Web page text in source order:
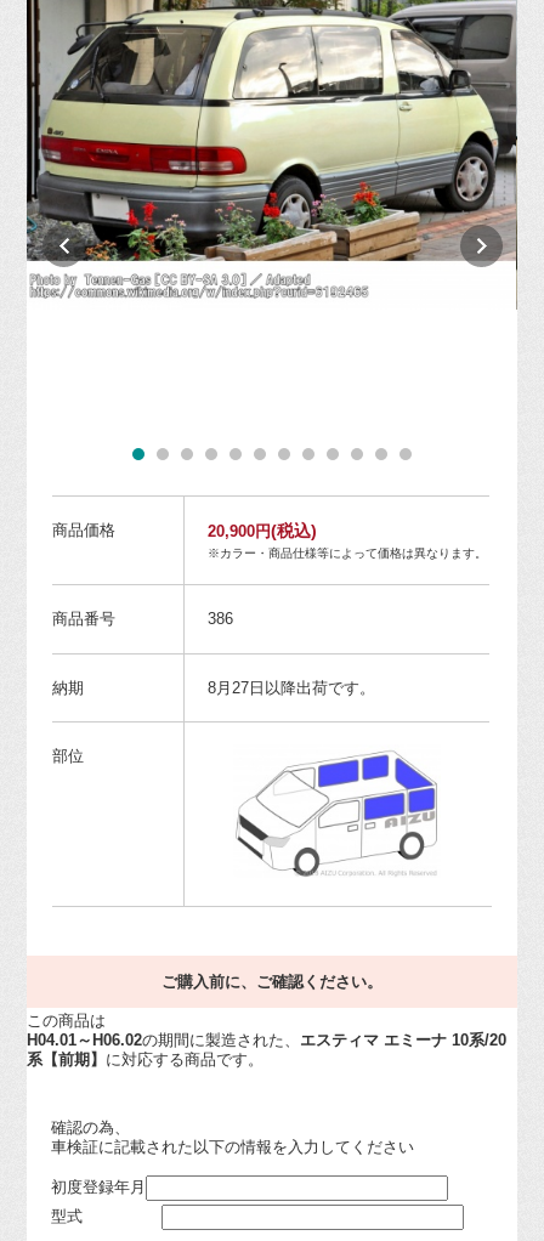
商品価格 20,900円(税込)
※カラー・商品仕様等によって価格は異なります。
商品番号 386
納期 8月27日以降出荷です。
部位
ご購入前に、ご確認ください。
この商品は
H04.01～H06.02の期間に製造された、 エスティマ エミーナ 10系/20
系【前期】 に対応する商品です。
確認の為、
車検証に記載された以下の情報を入力してください
初度登録年月
型式